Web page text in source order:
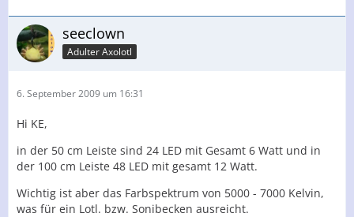
seeclown
Adulter Axolotl
6. September 2009 um 16:31
Hi KE,
in der 50 cm Leiste sind 24 LED mit Gesamt 6 Watt und in
der 100 cm Leiste 48 LED mit gesamt 12 Watt.
Wichtig ist aber das Farbspektrum von 5000 - 7000 Kelvin,
was für ein Lotl. bzw. Sonibecken ausreicht.